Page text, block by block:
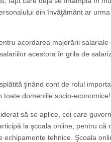
din învăţământ ar
acordarea majorării salariale
acestora în grila de
ţinând cont de rolul
domeniile socio-economice!
să se aplice, cei care
la şcoala online, pentru că
echipamente tehnice. Şcoala